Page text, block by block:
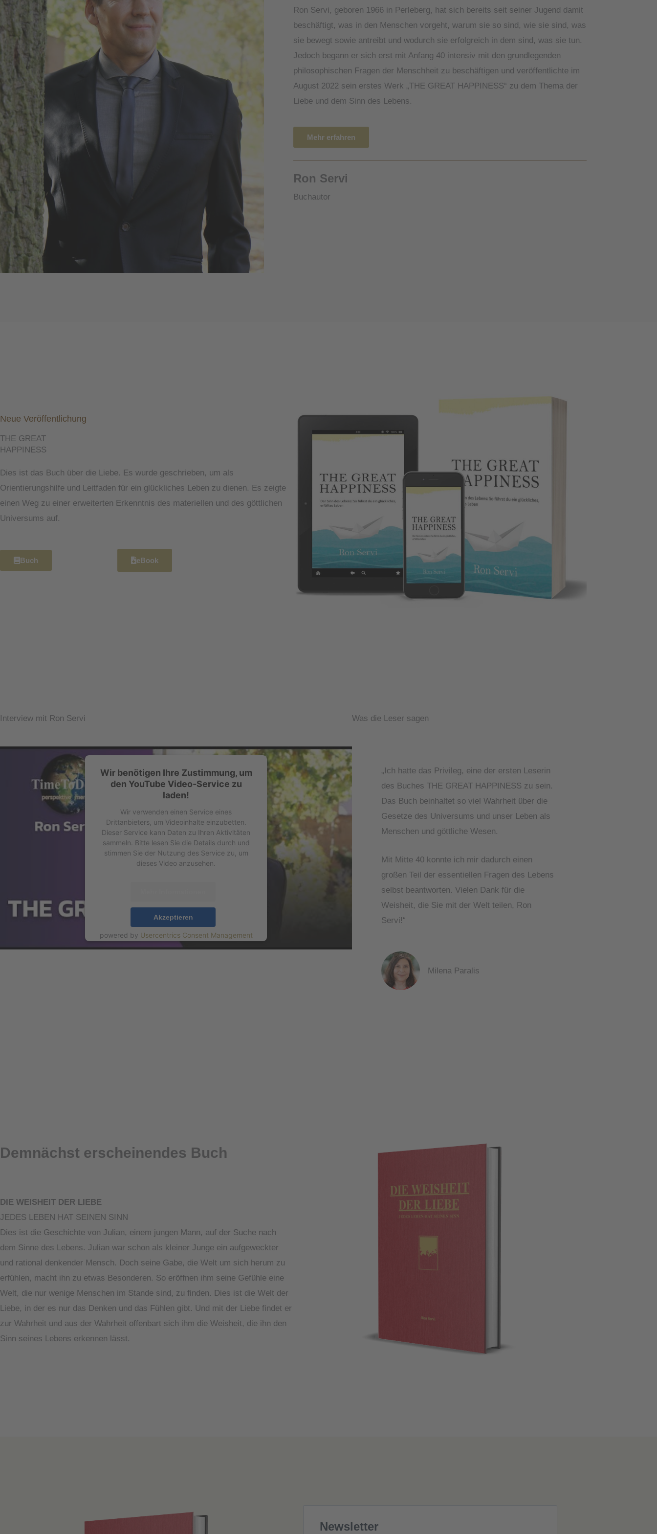
Ron Servi, geboren 1966 in Perleberg, hat sich bereits seit seiner Jugend damit
beschäftigt, was in den Menschen vorgeht, warum sie so sind, wie sie sind, was
sie bewegt sowie antreibt und wodurch sie erfolgreich in dem sind, was sie tun.
Jedoch begann er sich erst mit Anfang 40 intensiv mit den grundlegenden
philosophischen Fragen der Menschheit zu beschäftigen und veröffentlichte im
August 2022 sein erstes Werk „THE GREAT HAPPINESS“ zu dem Thema der
Liebe und dem Sinn des Lebens.
Mehr erfahren
Ron Servi
Buchautor
Neue Veröffentlichung
THE GREAT
HAPPINESS
Dies ist das Buch über die Liebe. Es wurde geschrieben, um als
Orientierungshilfe und Leitfaden für ein glückliches Leben zu dienen. Es zeigte
einen Weg zu einer erweiterten Erkenntnis des materiellen und des göttlichen
Universums auf.
Buch eBook
Interview mit Ron Servi
Wir benötigen Ihre Zustimmung, um
den YouTube Video-Service zu
laden!
Wir verwenden einen Service eines
Drittanbieters, um Videoinhalte einzubetten.
Dieser Service kann Daten zu Ihren Aktivitäten
sammeln. Bitte lesen Sie die Details durch und
stimmen Sie der Nutzung des Service zu, um
dieses Video anzusehen.
Akzeptieren
powered by Usercentrics Consent Management
eRecht24
Was die Leser sagen
„Ich hatte das Privileg, eine der ersten Leserin
des Buches THE GREAT HAPPINESS zu sein.
Das Buch beinhaltet so viel Wahrheit über die
Gesetze des Universums und unser Leben als
Menschen und göttliche Wesen.
Mit Mitte 40 konnte ich mir dadurch einen
großen Teil der essentiellen Fragen des Lebens
selbst beantworten. Vielen Dank für die
Weisheit, die Sie mit der Welt teilen, Ron
Servi!“
Milena Paralis
Demnächst erscheinendes Buch
DIE WEISHEIT DER LIEBE
JEDES LEBEN HAT SEINEN SINN
Dies ist die Geschichte von Julian, einem jungen Mann, auf der Suche nach
dem Sinne des Lebens. Julian war schon als kleiner Junge ein aufgeweckter
und rational denkender Mensch. Doch seine Gabe, die Welt um sich herum zu
erfühlen, macht ihn zu etwas Besonderen. So eröffnen ihm seine Gefühle eine
Welt, die nur wenige Menschen im Stande sind, zu finden. Dies ist die Welt der
Liebe, in der es nur das Denken und das Fühlen gibt. Und mit der Liebe findet er
zur Wahrheit und aus der Wahrheit offenbart sich ihm die Weisheit, die ihn den
Sinn seines Lebens erkennen lässt.